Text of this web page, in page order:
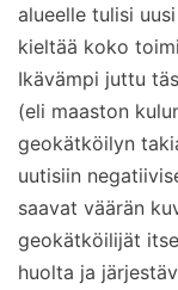
alueelle tulisi
kieltää koko
Ikävämpi juttu
(eli maaston
geokätköilyn
uutisiin
saavat väärän
geokätköilijät
huolta ja